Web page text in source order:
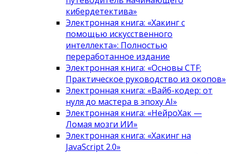
кибердетектива»
Электронная книга: «Хакинг с
помощью искусственного
интеллекта»: Полностью
переработанное издание
Электронная книга: «Основы CTF:
Практическое руководство из окопов»
Электронная книга: «Вайб-кодер: от
нуля до мастера в эпоху AI»
Электронная книга: «НейроХак —
Ломая мозги ИИ»
Электронная книга: «Хакинг на
JavaScript 2.0»